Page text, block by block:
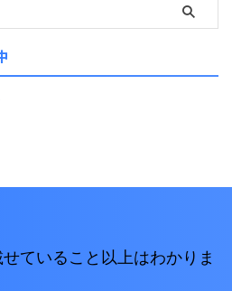
ていること以上はわかりま